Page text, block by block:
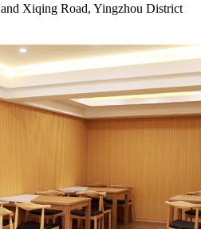
Xiqing Road, Yingzhou District